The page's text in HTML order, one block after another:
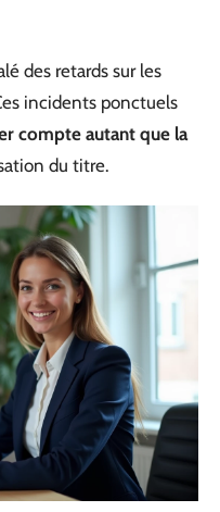
des retards sur les
incidents ponctuels
compte autant que la
du titre.